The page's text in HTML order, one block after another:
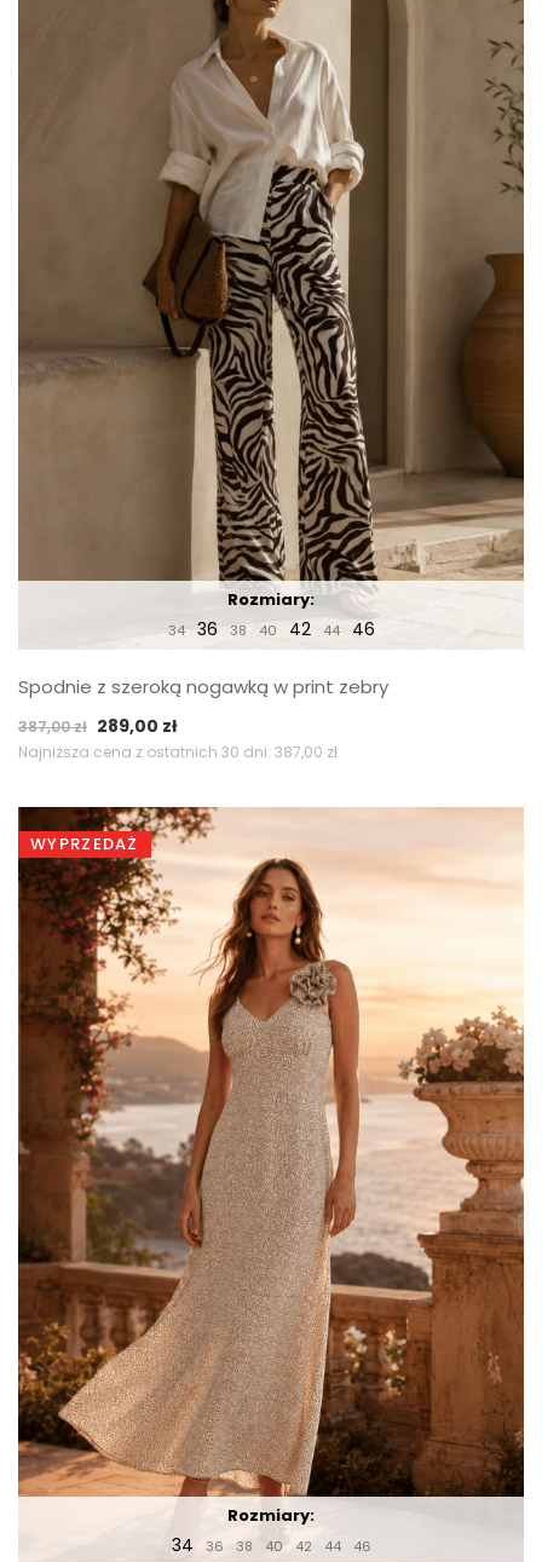
Rozmiary:
34 36 38 40 42 44 46
Spodnie z szeroką nogawką w print zebry
387,00zł Pierwotna
cena
387,00 zł.
289,00 złAktualna
cena
289,00 zł.
Najniższa cena z ostatnich 30 dni: 387,00 zł
WYPRZEDAŻ
Rozmiary:
34 36 38 40 42 44 46